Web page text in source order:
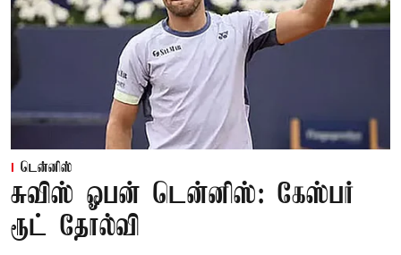
டென்னிஸ்
சுவிஸ் ஓபன் டென்னிஸ்: கேஸ்பர்
ரூட் தோல்வி